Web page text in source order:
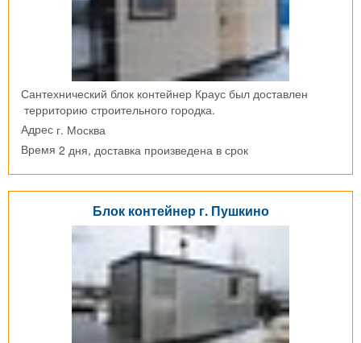
Сантехнический блок контейнер Краус был доставлен
территорию строительного городка.
Адрес г. Москва
Время 2 дня, доставка произведена в срок
Блок контейнер г. Пушкино